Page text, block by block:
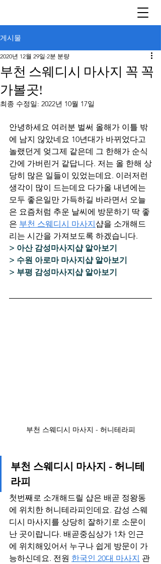
게시물
부천 스웨디시 마사지 꼭 꼭
가볼곳!
2020년 12월 29일 2분 분량
최종 수정일: 2022년 10월 17일
안녕하세요 여러분 벌써 올해가 이틀 밖
에 남지 않았네요 10년대가 바뀌었다고
놀랬던게 엊그제 같은데 그 한해가 순식
간에 가버린거 같답니다. 저는 올 한해 상
당히 많은 일들이 있었는데요. 이러저런
생각이 많이 드는데요 다가올 내년에는
모두 좋은일만 가득하길 바라면서 오늘
은 요즘처럼 추운 날씨에 방문하기 딱 좋
은 부천 스웨디시 마사지샵을 소개해드
리는 시간을 가져보도록 하겠습니다.
> 아산 감성마사지샵 알아보기
> 수원 아로마 마사지샵 알아보기
> 부평 감성마사지샵 알아보기
부천 스웨디시 마사지 - 허니테라피
부천 스웨디시 마사지 - 허니테
라피
첫번째로 소개해드릴 샵은 배곧 정왕동
에 위치한 허니테라피인데요. 감성 스웨
디시 마사지를 상당히 잘하기로 소문이
난 곳이랍니다. 배곧중심상가 1차 인근
에 위치해있어서 누구나 쉽게 방문이 가
능하신데요. 전원 한국인 20대 마사지 관